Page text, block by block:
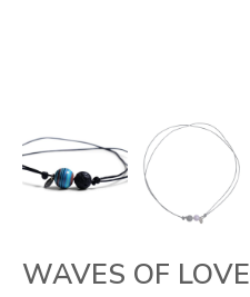
WAVES OF LOVE